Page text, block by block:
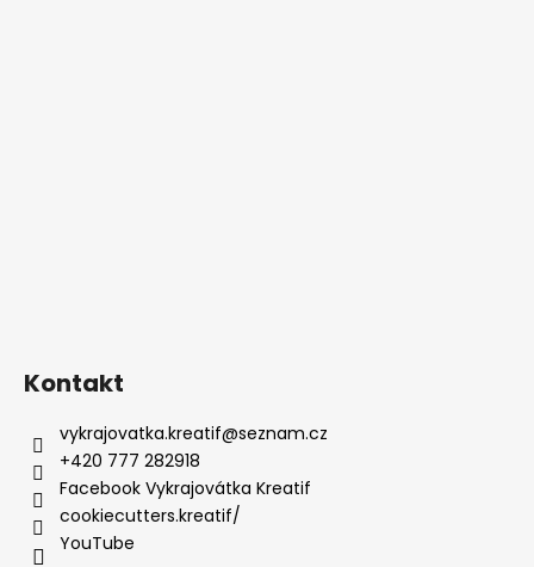
Kontakt
vykrajovatka.kreatif@seznam.cz
+420 777 282918
Facebook Vykrajovátka Kreatif
cookiecutters.kreatif/
YouTube